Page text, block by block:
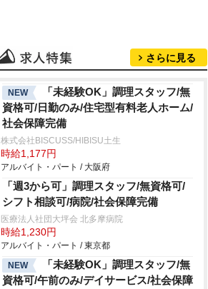
さらに見る
NEW
「未経験OK」調理スタッフ/無
資格可/日勤のみ/住宅型有料老人ホーム/
社会保障完備
株式会社BISCUSS/HIBISU土生
時給1,177円
アルバイト・パート / 大阪府
「週3から可」調理スタッフ/無資格可/
シフト相談可/病院/社会保障完備
医療法人社団大坪会 北多摩病院
時給1,230円
アルバイト・パート / 東京都
NEW
「未経験OK」調理スタッフ/無
資格可/午前のみ/デイサービス/社会保障